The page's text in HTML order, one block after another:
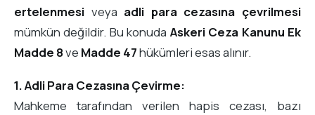
ertelenmesi veya adli para cezasına çevrilmesi
mümkün değildir. Bu konuda Askeri Ceza Kanunu Ek
Madde 8ve Madde 47hükümleri esas alınır.
1. Adli Para Cezasına Çevirme:
Mahkeme tarafından verilen hapis cezası, bazı